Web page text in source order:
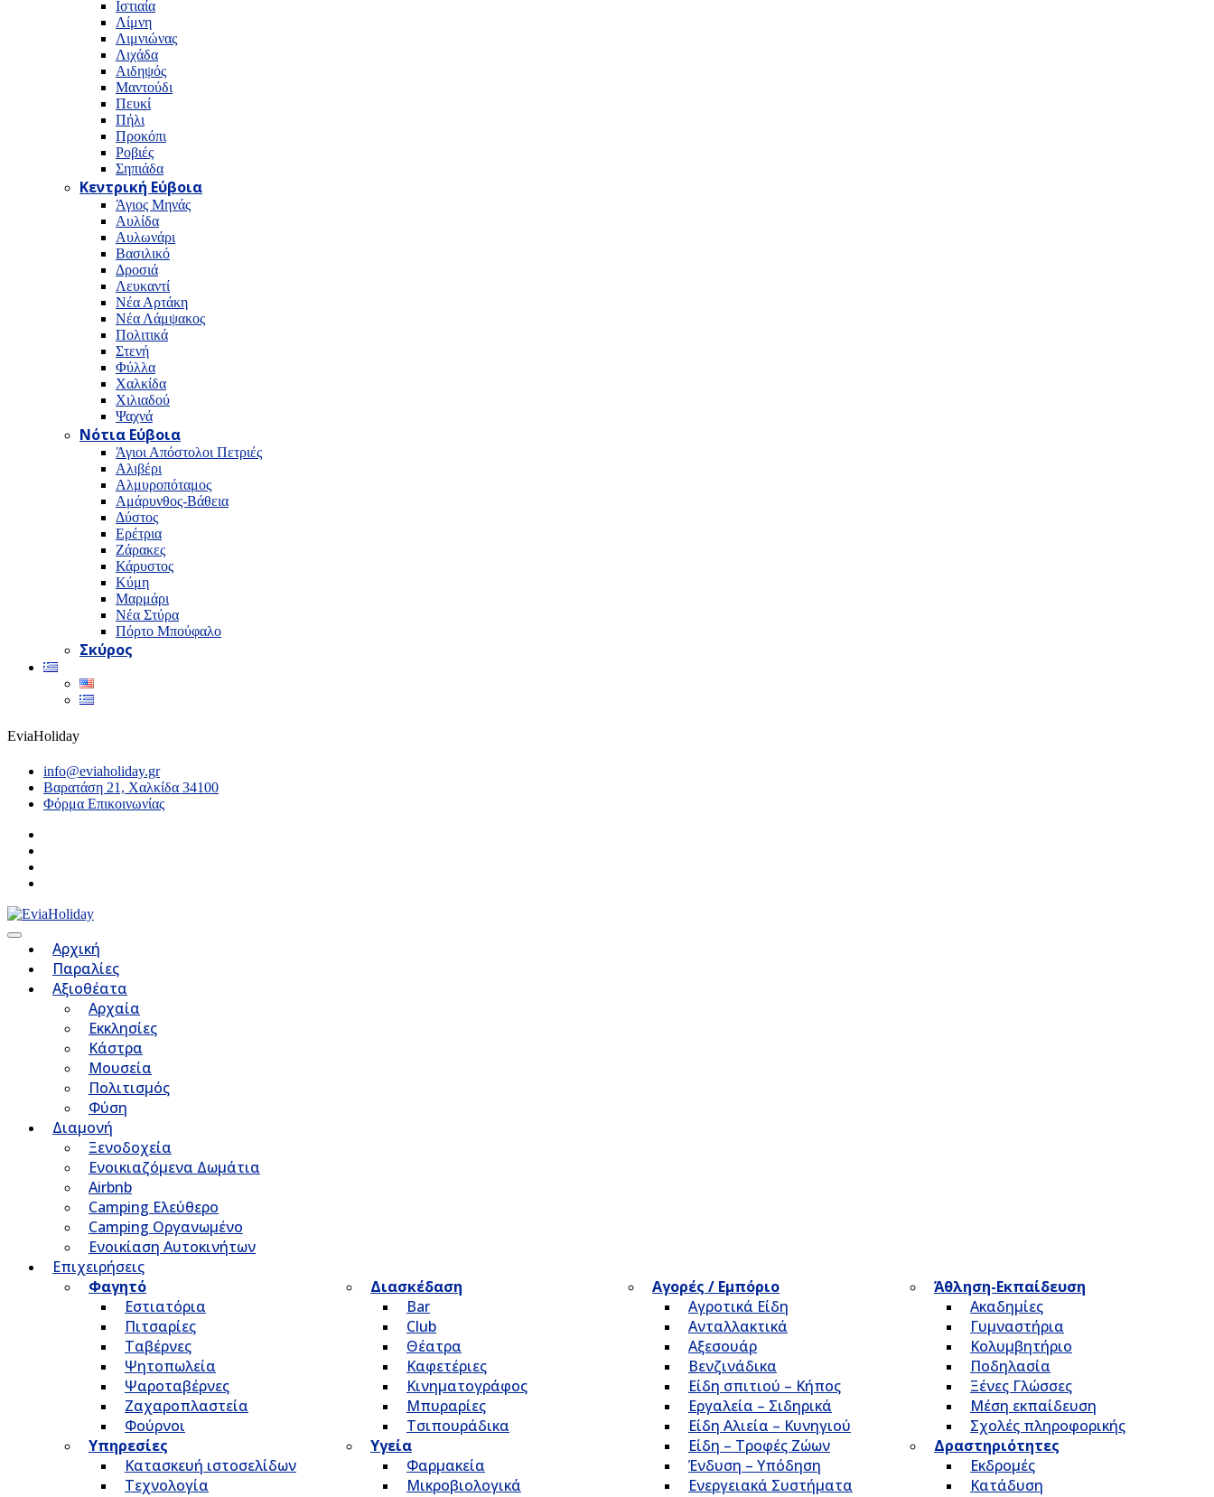
Ιστιαία
Λίμνη
Λιμνιώνας
Λιχάδα
Αιδηψός
Μαντούδι
Πευκί
Πήλι
Προκόπι
Ροβιές
Σηπιάδα
Κεντρική Εύβοια
Άγιος Μηνάς
Αυλίδα
Αυλωνάρι
Βασιλικό
Δροσιά
Λευκαντί
Νέα Αρτάκη
Νέα Λάμψακος
Πολιτικά
Στενή
Φύλλα
Χαλκίδα
Χιλιαδού
Ψαχνά
Νότια Εύβοια
Άγιοι Απόστολοι Πετριές
Αλιβέρι
Αλμυροπόταμος
Αμάρυνθος-Βάθεια
Δύστος
Ερέτρια
Ζάρακες
Κάρυστος
Κύμη
Μαρμάρι
Νέα Στύρα
Πόρτο Μπούφαλο
Σκύρος
EviaHoliday
info@eviaholiday.gr
Βαρατάση 21, Χαλκίδα 34100
Φόρμα Επικοινωνίας
Αρχική
Παραλίες
Αξιοθέατα
Αρχαία
Εκκλησίες
Κάστρα
Μουσεία
Πολιτισμός
Φύση
Διαμονή
Ξενοδοχεία
Ενοικιαζόμενα Δωμάτια
Airbnb
Camping Ελεύθερο
Camping Οργανωμένο
Ενοικίαση Αυτοκινήτων
Επιχειρήσεις
Αγορές / Εμπόριο
Αγροτικά Είδη
Ανταλλακτικά
Αξεσουάρ
Βενζινάδικα
Είδη σπιτιού – Κήπος
Εργαλεία – Σιδηρικά
Είδη Αλιεία – Κυνηγιού
Είδη – Τροφές Ζώων
Ένδυση – Υπόδηση
Ενεργειακά Συστήματα
Φαγητό
Εστιατόρια
Πιτσαρίες
Ταβέρνες
Ψητοπωλεία
Ψαροταβέρνες
Ζαχαροπλαστεία
Φούρνοι
Διασκέδαση
Bar
Club
Θέατρα
Καφετέριες
Κινηματογράφος
Μπυραρίες
Τσιπουράδικα
Άθληση-Εκπαίδευση
Ακαδημίες
Γυμναστήρια
Κολυμβητήριο
Ποδηλασία
Ξένες Γλώσσες
Μέση εκπαίδευση
Σχολές πληροφορικής
Υπηρεσίες
Κατασκευή ιστοσελίδων
Τεχνολογία
Υγεία
Φαρμακεία
Μικροβιολογικά
Δραστηριότητες
Εκδρομές
Κατάδυση